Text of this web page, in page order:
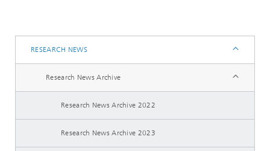
RESEARCH NEWS
Research News Archive
Research News Archive 2022
Research News Archive 2023